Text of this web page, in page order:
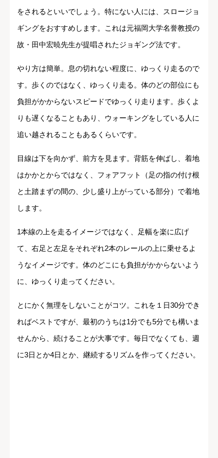
をされるといいでしょう。特にない人には、スロージョ
ギングをおすすめします。これは元福岡大学名誉教授の
故・田中宏暁先生が提唱されたジョギング法です。
やり方は簡単。息の切れない程度に、ゆっくり走るので
す。歩くのではなく、ゆっくり走る。体のどの部位にも
負担がかからないスピードでゆっくり走ります。歩くよ
りも遅くなることもあり、ウォーキングをしている人に
追い越されることもあるくらいです。
目線は下を向かず、前方を見ます。背筋を伸ばし、着地
はかかとからではなく、フォアフット（足の指の付け根
と土踏まずの間の、少し盛り上がっている部分）で着地
します。
1本線の上を走るイメージではなく、足幅を楽に広げ
て、右足と左足をそれぞれ2本のレールの上に乗せるよ
うなイメージです。体のどこにも負担がかからないよう
に、ゆっくり走ってください。
とにかく無理をしないことがコツ。これを１日30分でき
ればベストですが、最初のうちは1分でも5分でも構いま
せんから、続けることが大事です。毎日でなくても、週
に3日とか4日とか、継続するリズムを作ってください。